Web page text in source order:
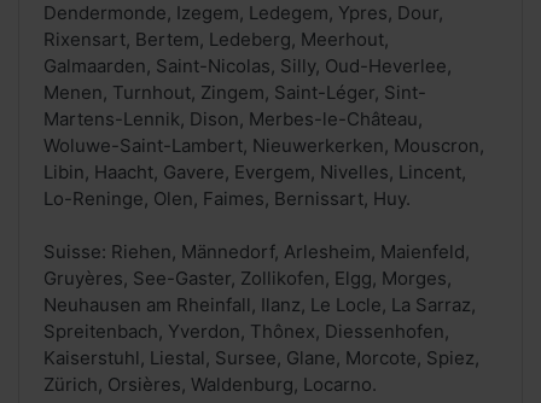
Dendermonde, Izegem, Ledegem, Ypres, Dour,
Rixensart, Bertem, Ledeberg, Meerhout,
Galmaarden, Saint-Nicolas, Silly, Oud-Heverlee,
Menen, Turnhout, Zingem, Saint-Léger, Sint-
Martens-Lennik, Dison, Merbes-le-Château,
Woluwe-Saint-Lambert, Nieuwerkerken, Mouscron,
Libin, Haacht, Gavere, Evergem, Nivelles, Lincent,
Lo-Reninge, Olen, Faimes, Bernissart, Huy.
Suisse: Riehen, Männedorf, Arlesheim, Maienfeld,
Gruyères, See-Gaster, Zollikofen, Elgg, Morges,
Neuhausen am Rheinfall, Ilanz, Le Locle, La Sarraz,
Spreitenbach, Yverdon, Thônex, Diessenhofen,
Kaiserstuhl, Liestal, Sursee, Glane, Morcote, Spiez,
Zürich, Orsières, Waldenburg, Locarno.